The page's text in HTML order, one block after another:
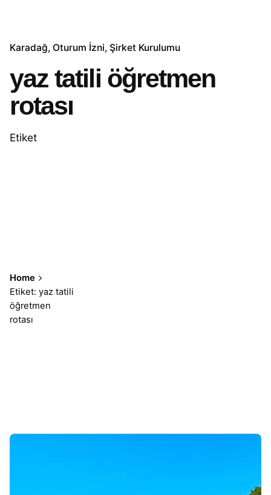
Karadağ Oturum İzni Şirket Kurulumu
yaz tatili öğretmen
rotası
Etiket
Home
Etiket: yaz tatili
öğretmen
rotası